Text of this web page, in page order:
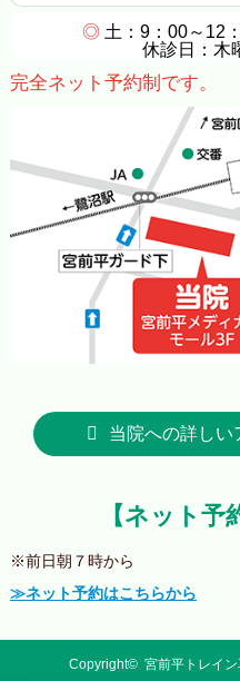
◎ 土：9：00～12
休診日：木
完全ネット予約制です。
当院への詳しい
【ネット予
※前日朝７時から
≫ネット予約はこちらから
Copyright© 宮前平トレイ